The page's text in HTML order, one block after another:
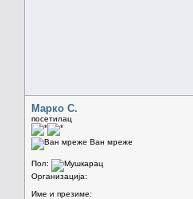
Марко С.
посетилац
Ван мреже
Пол:
Организација:
Име и презиме: